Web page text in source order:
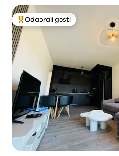
Među najviše rangiranima s
Odabrali gosti